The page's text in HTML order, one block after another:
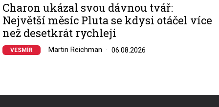
Charon ukázal svou dávnou tvář:
Největší měsíc Pluta se kdysi otáčel více
než desetkrát rychleji
VESMÍR Martin Reichman 06.08.2026